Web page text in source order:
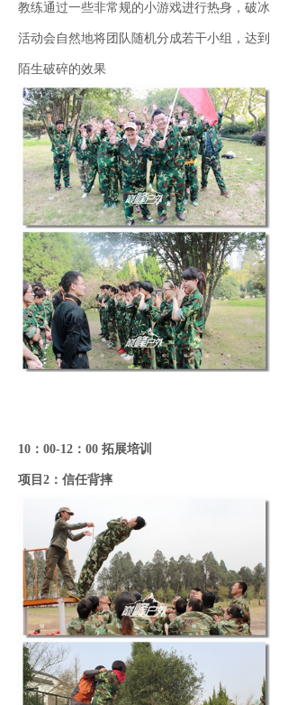
教练通过一些非常规的小游戏进行热身，破冰
活动会自然地将团队随机分成若干小组，达到
陌生破碎的效果
10：00-12：00 拓展培训
项目2：信任背摔